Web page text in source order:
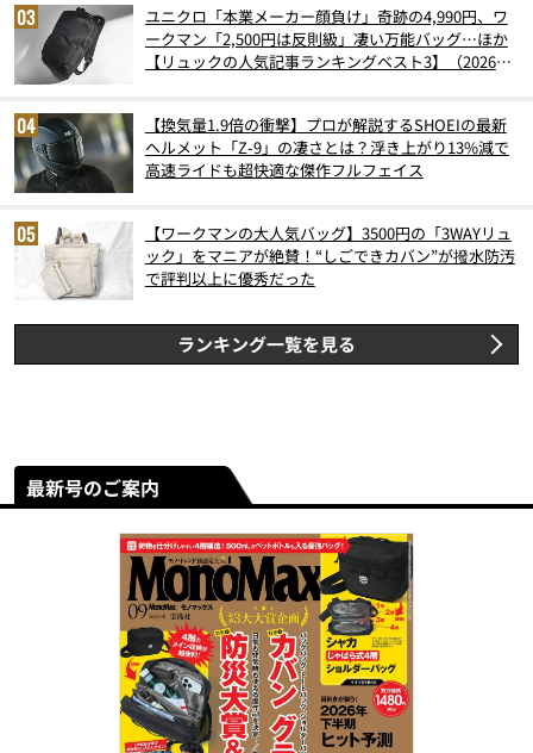
ユニクロ「本業メーカー顔負け」奇跡の4,990円、ワ
ークマン「2,500円は反則級」凄い万能バッグ…ほか
【リュックの人気記事ランキングベスト3】（2026年
【換気量1.9倍の衝撃】プロが解説するSHOEIの最新
ヘルメット「Z-9」の凄さとは？浮き上がり13%減で
高速ライドも超快適な傑作フルフェイス
【ワークマンの大人気バッグ】3500円の「3WAYリュ
ック」をマニアが絶賛！“しごできカバン”が撥水防汚
で評判以上に優秀だった
ランキング一覧を見る
最新号のご案内